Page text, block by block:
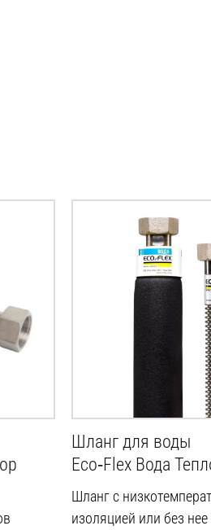
Шланг для воды
Eco‑Flex Вода
Шланг с
изоляцией или без нее